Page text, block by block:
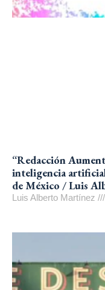
“Redacción
inteligencia
de México / Luis
Luis Alberto Martínez